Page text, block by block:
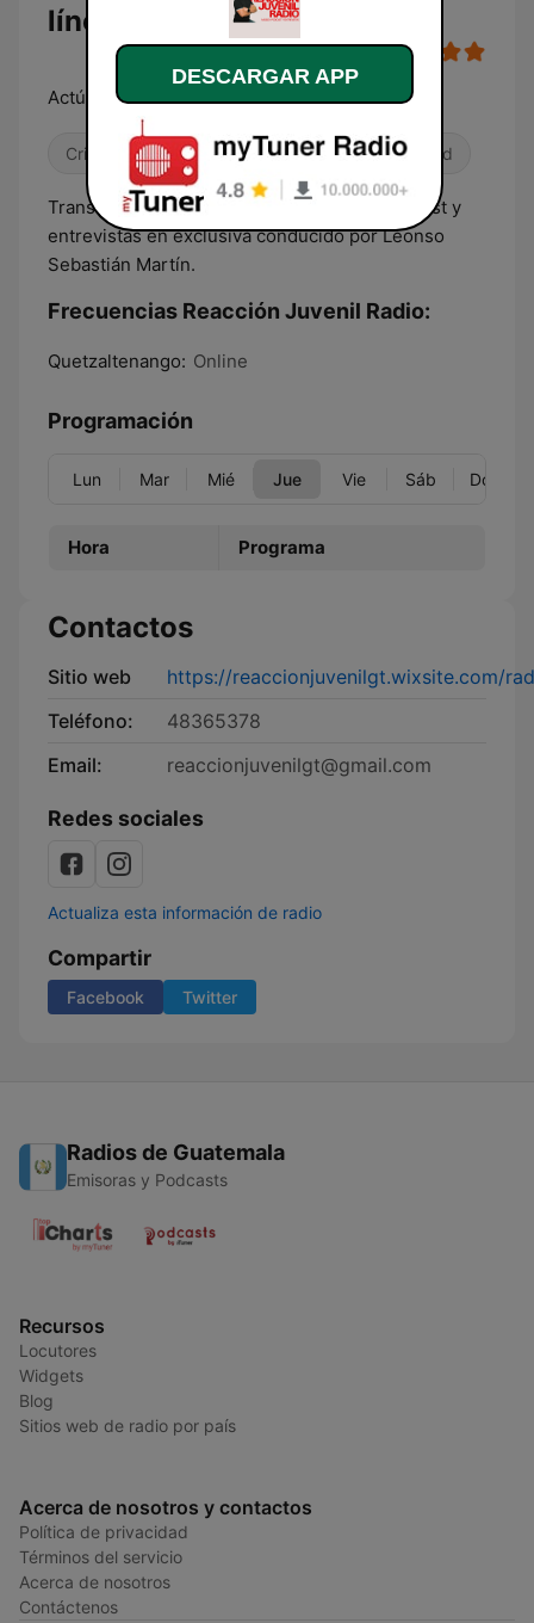
línea
Actúa el tiempo es ahora
Cristiana Gospel Religioso & Espiritualidad
Transmitiendo música cristiana juvenil, podcast y
entrevistas en exclusiva conducido por Leonso
Sebastián Martín.
Frecuencias Reacción Juvenil Radio:
Quetzaltenango: Online
Programación
Lun Mar Mié Jue Vie Sáb Dom
Hora Programa
Contactos
Sitio web
https://reaccionjuvenilgt.wixsite.com/
Teléfono:
48365378
Email:
reaccionjuvenilgt@gmail.com
Redes sociales
Actualiza esta información de radio
Compartir
Facebook Twitter
Radios de Guatemala
Emisoras y Podcasts
Recursos
Locutores
Widgets
Blog
Sitios web de radio por país
Acerca de nosotros y contactos
Política de privacidad
Términos del servicio
Acerca de nosotros
Contáctenos
DESCARGAR APP